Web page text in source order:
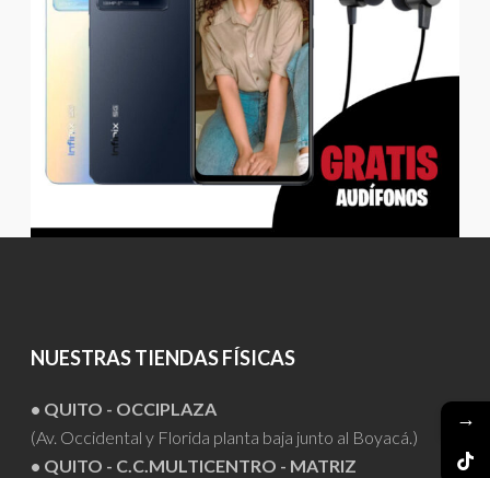
NUESTRAS TIENDAS FÍSICAS
• QUITO - OCCIPLAZA
(Av. Occidental y Florida planta baja junto al Boyacá.)
• QUITO - C.C.MULTICENTRO - MATRIZ
→